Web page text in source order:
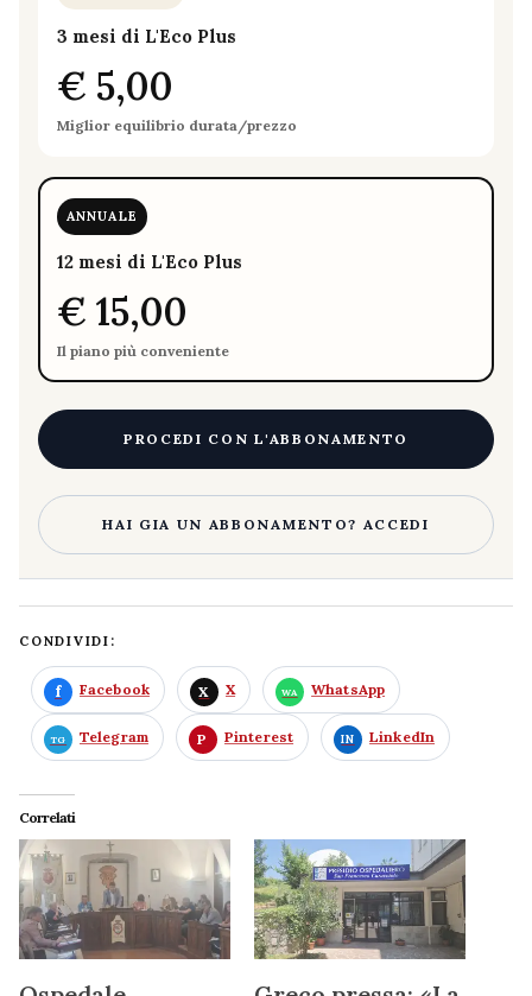
3 mesi di L'Eco Plus
€ 5,00
Miglior equilibrio durata/prezzo
ANNUALE
12 mesi di L'Eco Plus
€ 15,00
Il piano più conveniente
PROCEDI CON L'ABBONAMENTO
HAI GIA UN ABBONAMENTO? ACCEDI
CONDIVIDI:
Facebook X WhatsApp
Telegram Pinterest LinkedIn
Correlati